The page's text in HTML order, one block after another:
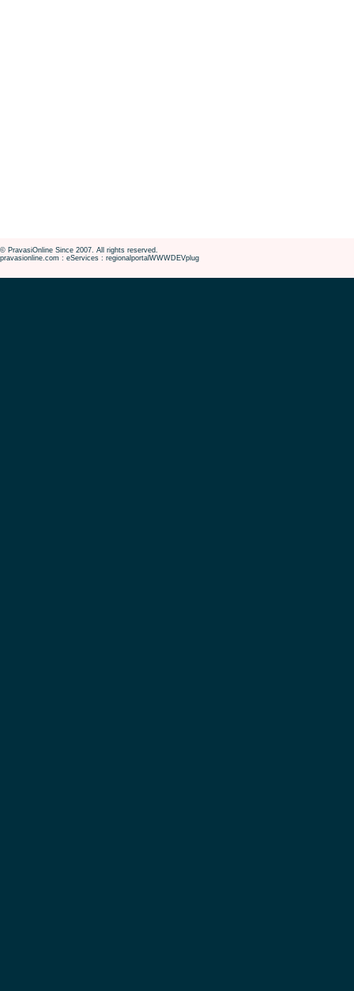
© PravasiOnline Since 2007. All rights reserved.
pravasionline.com : eServices : regionalportalWWWDEVplug